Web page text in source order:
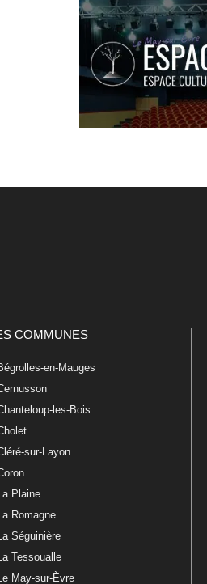
COMMUNES
en-Mauges
les-Bois
sur-Layon
Plaine
Romagne
Séguinière
Tessoualle
May-sur-Èvre